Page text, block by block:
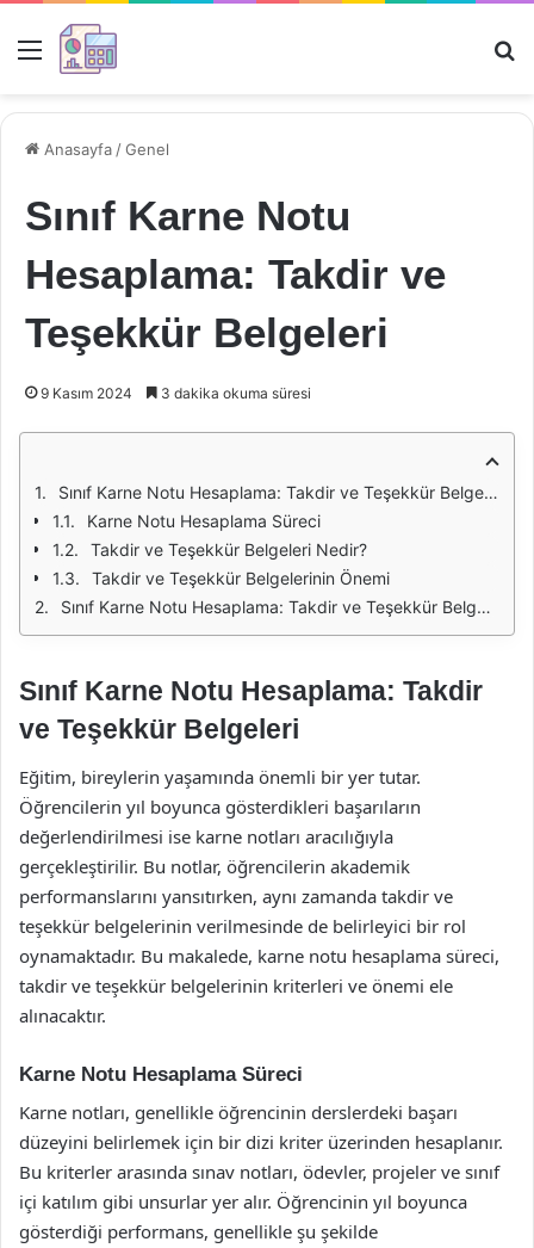
Menü
Anasayfa /Genel
Sınıf Karne Notu
Hesaplama: Takdir ve
Teşekkür Belgeleri
9 Kasım 2024 3 dakika okuma süresi
Sınıf Karne Notu Hesaplama: Takdir ve Teşekkür Belgeleri
Karne Notu Hesaplama Süreci
Takdir ve Teşekkür Belgeleri Nedir?
Takdir ve Teşekkür Belgelerinin Önemi
Sınıf Karne Notu Hesaplama: Takdir ve Teşekkür Belgeleri
Sınıf Karne Notu Hesaplama: Takdir
ve Teşekkür Belgeleri
Eğitim, bireylerin yaşamında önemli bir yer tutar.
Öğrencilerin yıl boyunca gösterdikleri başarıların
değerlendirilmesi ise karne notları aracılığıyla
gerçekleştirilir. Bu notlar, öğrencilerin akademik
performanslarını yansıtırken, aynı zamanda takdir ve
teşekkür belgelerinin verilmesinde de belirleyici bir rol
oynamaktadır. Bu makalede, karne notu hesaplama süreci,
takdir ve teşekkür belgelerinin kriterleri ve önemi ele
alınacaktır.
Karne Notu Hesaplama Süreci
Karne notları, genellikle öğrencinin derslerdeki başarı
düzeyini belirlemek için bir dizi kriter üzerinden hesaplanır.
Bu kriterler arasında sınav notları, ödevler, projeler ve sınıf
içi katılım gibi unsurlar yer alır. Öğrencinin yıl boyunca
gösterdiği performans, genellikle şu şekilde